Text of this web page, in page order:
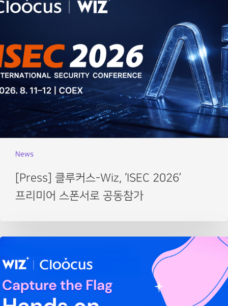
News
[Press] 클루커스-Wiz, ‘ISEC 2026’
프리미어 스폰서로 공동참가